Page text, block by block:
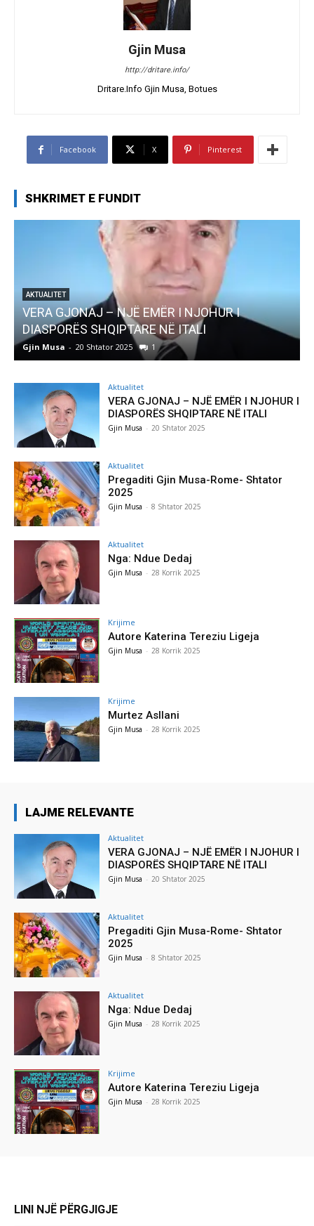
Gjin Musa
http://dritare.info/
Dritare.Info Gjin Musa, Botues
Facebook X Pinterest
SHKRIMET E FUNDIT
AKTUALITET
Pregaditi Gjin Musa-Rome- Shtator 2025
Gjin Musa - 8 Shtator 2025 0
Aktualitet
VERA GJONAJ – NJË EMËR I NJOHUR I
DIASPORËS SHQIPTARE NË ITALI
Gjin Musa - 20 Shtator 2025
Aktualitet
Pregaditi Gjin Musa-Rome- Shtator
2025
Gjin Musa - 8 Shtator 2025
Aktualitet
Nga: Ndue Dedaj
Gjin Musa - 28 Korrik 2025
Krijime
Autore Katerina Tereziu Ligeja
Gjin Musa - 28 Korrik 2025
Krijime
Murtez Asllani
Gjin Musa - 28 Korrik 2025
LAJME RELEVANTE
Aktualitet
VERA GJONAJ – NJË EMËR I NJOHUR I
DIASPORËS SHQIPTARE NË ITALI
Gjin Musa - 20 Shtator 2025
Aktualitet
Pregaditi Gjin Musa-Rome- Shtator
2025
Gjin Musa - 8 Shtator 2025
Aktualitet
Nga: Ndue Dedaj
Gjin Musa - 28 Korrik 2025
Krijime
Autore Katerina Tereziu Ligeja
Gjin Musa - 28 Korrik 2025
LINI NJË PËRGJIGJE